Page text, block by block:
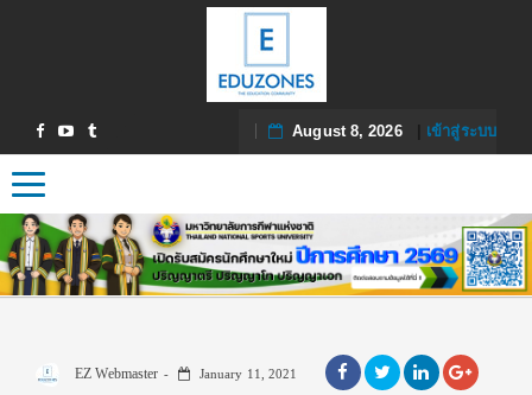
August 8, 2026| เข้าสู่ระบบ
Toggle navigation
EZ Webmaster January 11, 2021